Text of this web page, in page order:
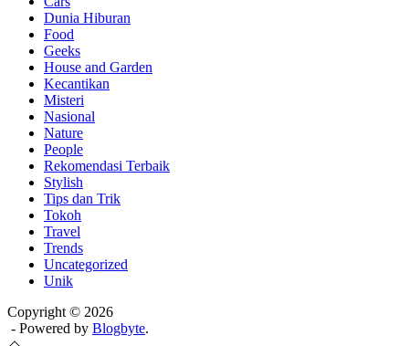
Dunia Hiburan
Food
Geeks
House and Garden
Kecantikan
Misteri
Nasional
Nature
People
Rekomendasi Terbaik
Stylish
Tips dan Trik
Tokoh
Travel
Trends
Uncategorized
Unik
Copyright © 2026
- Powered by Blogbyte.